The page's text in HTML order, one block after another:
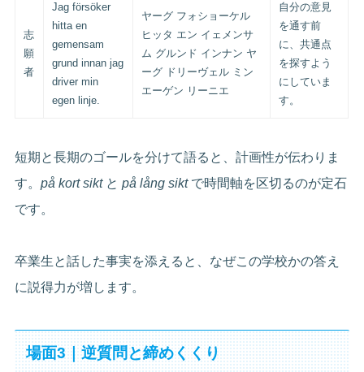
志
願
者
Jag försöker
hitta en
gemensam
grund innan jag
driver min
egen linje.
ヤーグ フォショーケル
ヒッタ エン イェメンサ
ム グルンド インナン ヤ
ーグ ドリーヴェル ミン
エーゲン リーニエ
自分の意見
を通す前
に、共通点
を探すよう
にしていま
す。
短期と長期のゴールを分けて語ると、計画性が伝わりま
す。på kort siktとpå lång siktで時間軸を区切るのが定石
です。
卒業生と話した事実を添えると、なぜこの学校かの答え
に説得力が増します。
場面3｜逆質問と締めくくり